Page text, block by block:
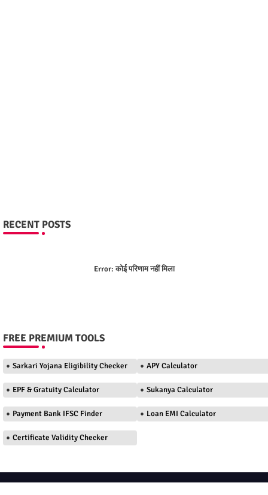
RECENT POSTS
Error:कोई परिणाम नहीं मिला
FREE PREMIUM TOOLS
Sarkari Yojana Eligibility Checker APY Calculator
EPF & Gratuity Calculator Sukanya Calculator
Payment Bank IFSC Finder Loan EMI Calculator
Certificate Validity Checker